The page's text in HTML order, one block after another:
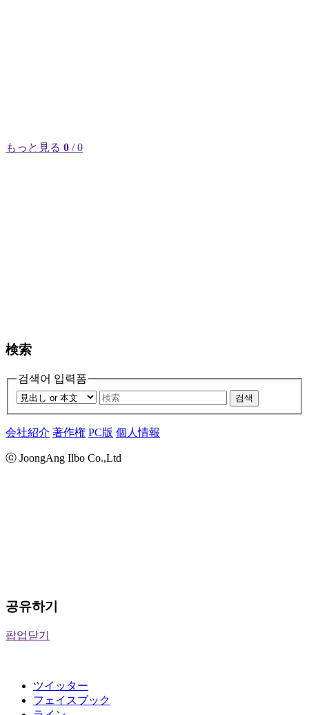
もっと見る 0 / 0
検索
검색어 입력폼
검색
会社紹介 著作権 PC版 個人情報
ⓒ JoongAng Ilbo Co.,Ltd
공유하기
팝업닫기
ツイッター
フェイスブック